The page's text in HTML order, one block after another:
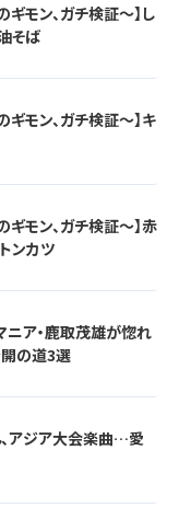
モン、ガチ検証～】し
そば
モン、ガチ検証～】キ
モン、ガチ検証～】赤
ンカツ
ニア・鹿取茂雄が惚れ
の道3選
、アジア大会楽曲…愛